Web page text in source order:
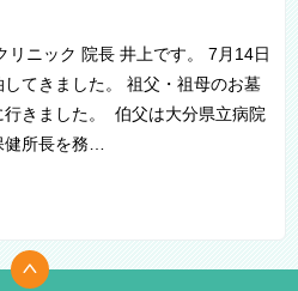
リニック 院長 井上です。 7月14日
てきました。 祖父・祖母のお墓
きました。 伯父は大分県立病院
所長を務…